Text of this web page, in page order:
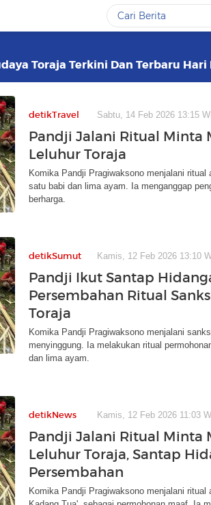
Toraja Terkini Dan Terbaru
detikTravel Sabtu, 14 Feb 2026 13:15
Pandji Jalani Ritual Minta
Leluhur Toraja
Komika Pandji Pragiwaksono menjalani ritual
satu babi dan lima ayam. Ia menganggap
berharga.
detikSumut Kamis, 12 Feb 2026 13:10
Pandji Ikut Santap
Persembahan Ritual
Toraja
Komika Pandji Pragiwaksono menjalani
menyinggung. Ia melakukan ritual
dan lima ayam.
detikNews Kamis, 12 Feb 2026 11:03
Pandji Jalani Ritual Minta
Leluhur Toraja, Santap
Persembahan
Komika Pandji Pragiwaksono menjalani ritual